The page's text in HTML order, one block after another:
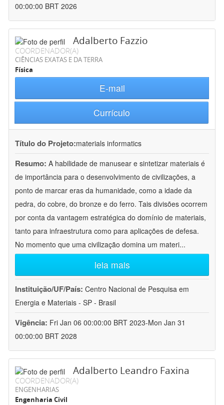
00:00:00 BRT 2026
Adalberto Fazzio
COORDENADOR(A)
CIÊNCIAS EXATAS E DA TERRA
Física
E-mail
Currículo
Título do Projeto:materials informatics
Resumo: A habilidade de manusear e sintetizar materiais é
de importância para o desenvolvimento de civilizações, a
ponto de marcar eras da humanidade, como a idade da
pedra, do cobre, do bronze e do ferro. Tais divisões ocorrem
por conta da vantagem estratégica do domínio de materiais,
tanto para infraestrutura como para aplicações de defesa.
No momento que uma civilização domina um materi...
leia mais
Instituição/UF/País: Centro Nacional de Pesquisa em
Energia e Materiais - SP - Brasil
Vigência: Fri Jan 06 00:00:00 BRT 2023-Mon Jan 31
00:00:00 BRT 2028
Adalberto Leandro Faxina
COORDENADOR(A)
ENGENHARIAS
Engenharia Civil